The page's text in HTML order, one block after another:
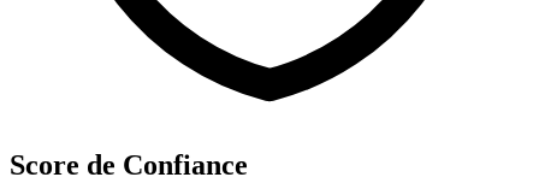
Score de Confiance